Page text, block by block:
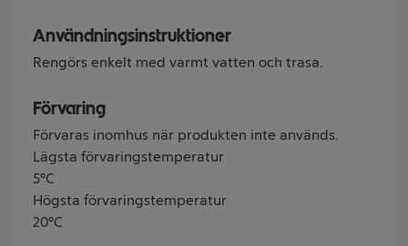
Användningsinstruktioner
Rengörs enkelt med varmt vatten och trasa.
Förvaring
Förvaras inomhus när produkten inte används.
Lägsta förvaringstemperatur
5°C
Högsta förvaringstemperatur
20°C